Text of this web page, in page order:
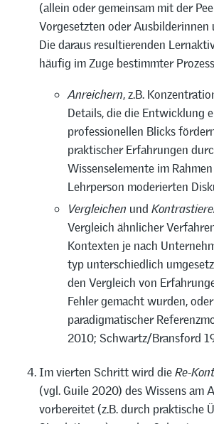
(allein oder gemeinsam mit der
Vorgesetzten oder Ausbilderinnen
Die daraus resultierenden
häufig im Zuge bestimmter
Anreichern, z.B.
Details, die die Entwicklung
professionellen Blicks
praktischer Erfahrungen
Wissenselemente im
Lehrperson moderierten
Vergleichen und
Vergleich ähnlicher
Kontexten je nach
typ unterschiedlich
den Vergleich von
Fehler gemacht wurden,
paradigmatischer
2010; Schwartz/Bransford
Im vierten Schritt wird dieRe-
(vgl. Guile 2020) des Wissens am
vorbereitet (z.B. durch praktische